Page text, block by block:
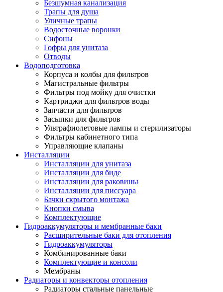
Безшумная канализация
Трапы для душа
Уличные трапы
Водосточные воронки
Сифоны
Гофры для унитаза
Отводы
Водоподготовка
Корпуса и колбы для фильтров
Магистральные фильтры
Фильтры под мойку для очистки
Картриджи для фильтров воды
Запчасти для фильтров
Засыпки для фильтров
Ультрафиолетовые лампы и стерилизаторы
Фильтры кабинетного типа
Управляющие клапаны
Инсталляции
Инсталляции для унитаза
Инсталляции для биде
Инсталляции для раковины
Инсталляции для писсуара
Бачки скрытого монтажа
Кнопки смыва
Комплектующие
Гидроаккумуляторы и мембранные баки
Расширительные баки для отопления
Гидроаккумуляторы
Комбинированные баки
Комплектующие и консоли
Мембраны
Радиаторы и конвекторы отопления
Радиаторы стальные панельные